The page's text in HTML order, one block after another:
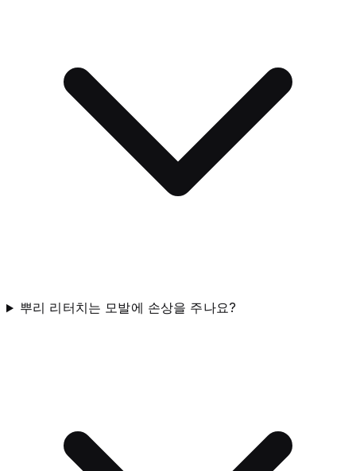
뿌리 리터치는 모발에 손상을 주나요?